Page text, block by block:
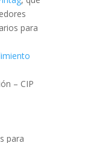
para
– CIP
para